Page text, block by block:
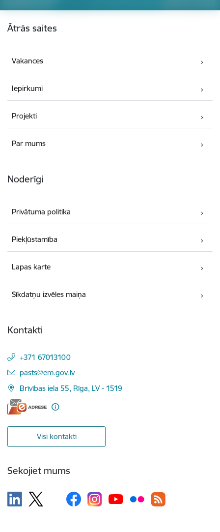
Ātrās saites
Vakances
Iepirkumi
Projekti
Par mums
Noderīgi
Privātuma politika
Piekļūstamība
Lapas karte
Sīkdatņu izvēles maiņa
Kontakti
+371 67013100
E-pasts:
pasts@em.gov.lv
Brīvības iela 55, Rīga, LV - 1519
Visi kontakti
Sekojiet mums